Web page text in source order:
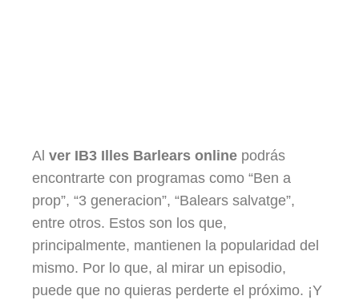
Al ver IB3 Illes Barlears online podrás
encontrarte con programas como “Ben a
prop”, “3 generacion”, “Balears salvatge”,
entre otros. Estos son los que,
principalmente, mantienen la popularidad del
mismo. Por lo que, al mirar un episodio,
puede que no quieras perderte el próximo. ¡Y